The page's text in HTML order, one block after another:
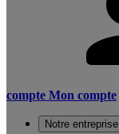
compte Mon compte
Notre entreprise